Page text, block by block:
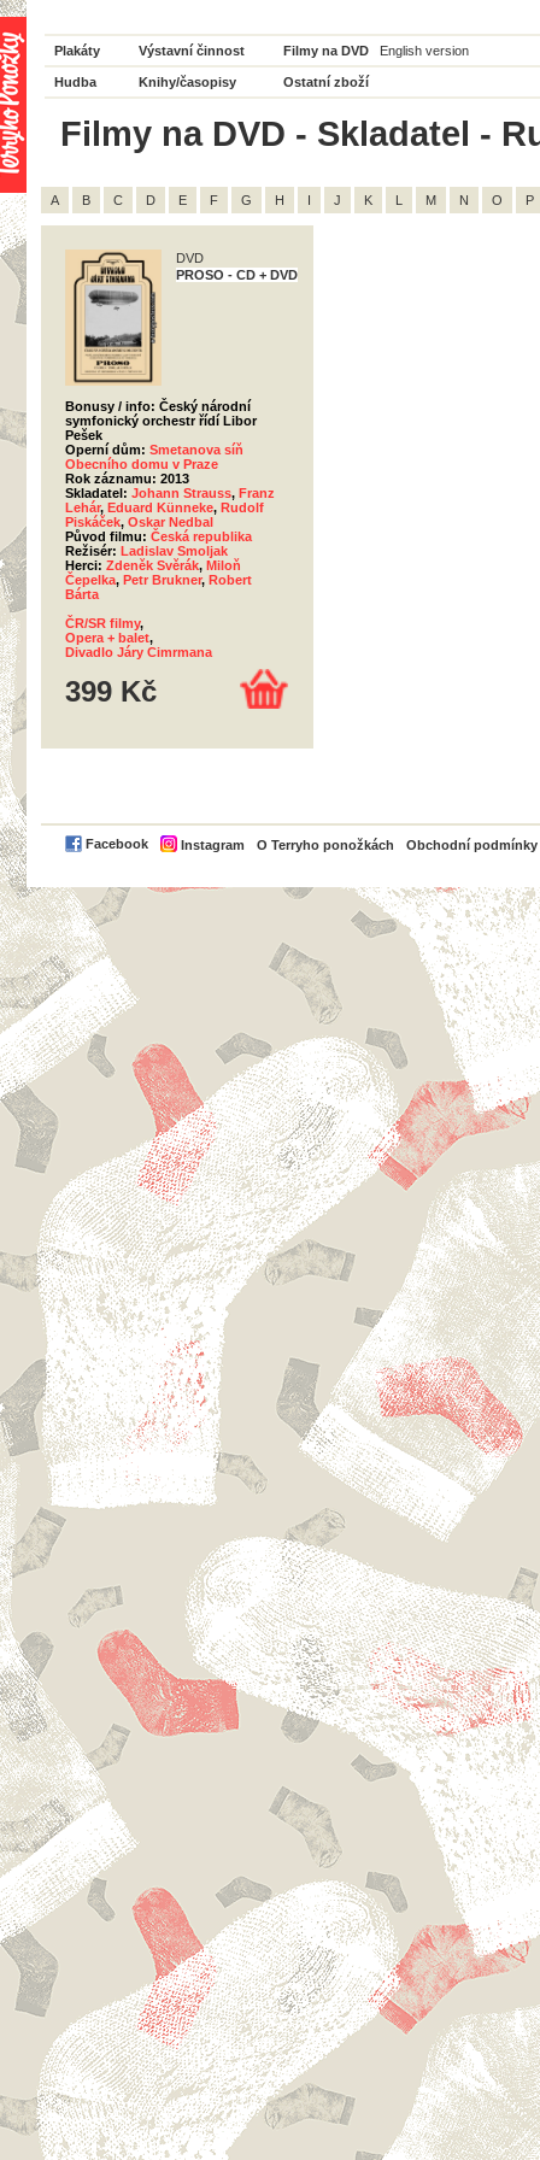
Plakáty Výstavní činnost Filmy na DVD English version
Hudba Knihy/časopisy Ostatní zboží
Filmy na DVD - Skladatel -
A B C D E F G H I J K L M N O P
DVD
PROSO - CD + DVD
Bonusy / info: Český národní
symfonický orchestr řídí Libor
Pešek
Operní dům: Smetanova síň
Obecního domu v Praze
Rok záznamu: 2013
Skladatel: Johann Strauss, Franz
Lehár, Eduard Künneke, Rudolf
Piskáček, Oskar Nedbal
Původ filmu: Česká republika
Režisér: Ladislav Smoljak
Herci: Zdeněk Svěrák, Miloň
Čepelka, Petr Brukner, Robert
Bárta
ČR/SR filmy,
Opera + balet,
Divadlo Járy Cimrmana
399 Kč
Facebook Instagram O Terryho ponožkách Obchodní podmínky
PayPal